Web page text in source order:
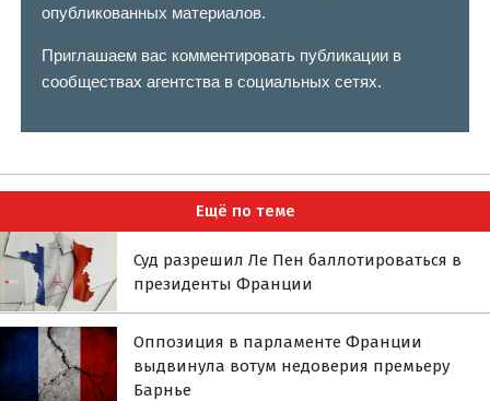
опубликованных материалов.
Приглашаем вас комментировать публикации в
сообществах агентства в социальных сетях.
Ещё по теме
Суд разрешил Ле Пен баллотироваться в
президенты Франции
Оппозиция в парламенте Франции
выдвинула вотум недоверия премьеру
Барнье